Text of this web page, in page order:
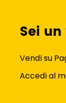
Sei
Vendi su
Accedi al